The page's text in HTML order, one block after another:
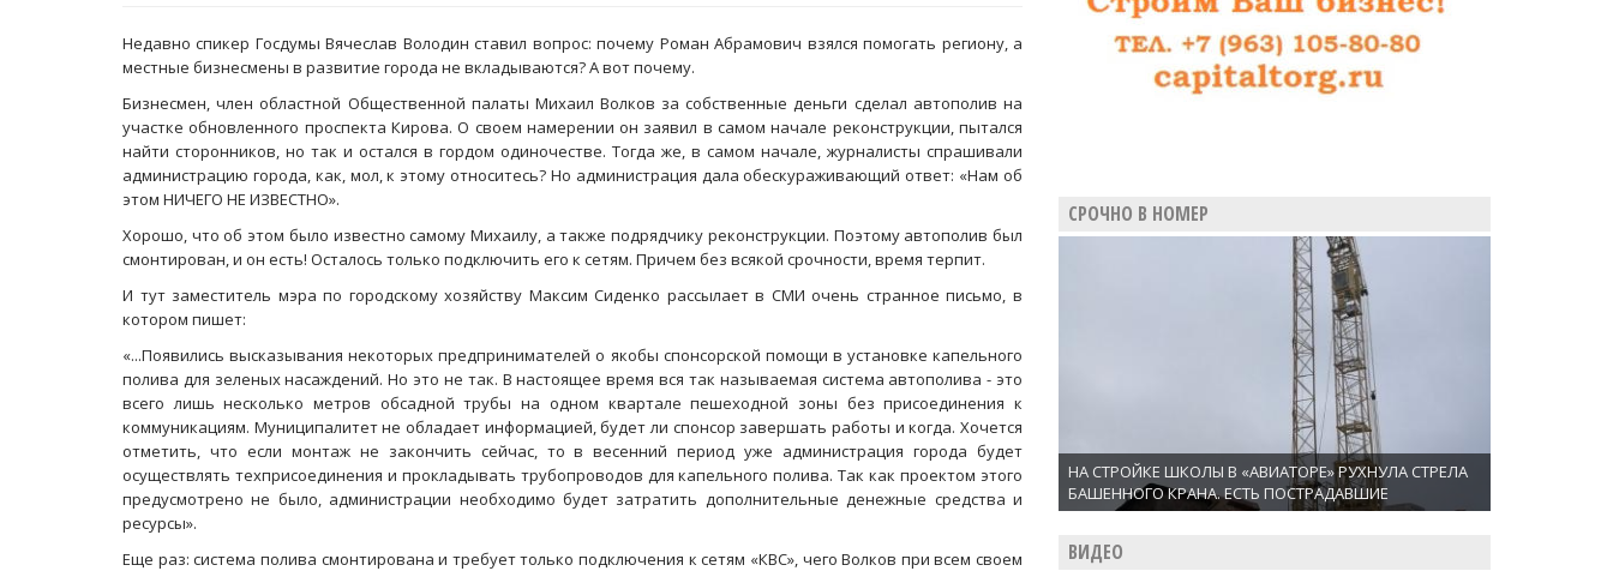
Недавно спикер Госдумы Вячеслав Володин ставил вопрос: почему Роман Абрамович взялся помогать региону, а
местные бизнесмены в развитие города не вкладываются? А вот почему.
Бизнесмен, член областной Общественной палаты Михаил Волков за собственные деньги сделал автополив на
участке обновленного проспекта Кирова. О своем намерении он заявил в самом начале реконструкции, пытался
найти сторонников, но так и остался в гордом одиночестве. Тогда же, в самом начале, журналисты спрашивали
администрацию города, как, мол, к этому относитесь? Но администрация дала обескураживающий ответ: «Нам об
этом НИЧЕГО НЕ ИЗВЕСТНО».
Хорошо, что об этом было известно самому Михаилу, а также подрядчику реконструкции. Поэтому автополив был
смонтирован, и он есть! Осталось только подключить его к сетям. Причем без всякой срочности, время терпит.
И тут заместитель мэра по городскому хозяйству Максим Сиденко рассылает в СМИ очень странное письмо, в
котором пишет:
«...Появились высказывания некоторых предпринимателей о якобы спонсорской помощи в установке капельного
полива для зеленых насаждений. Но это не так. В настоящее время вся так называемая система автополива - это
всего лишь несколько метров обсадной трубы на одном квартале пешеходной зоны без присоединения к
коммуникациям. Муниципалитет не обладает информацией, будет ли спонсор завершать работы и когда. Хочется
отметить, что если монтаж не закончить сейчас, то в весенний период уже администрация города будет
осуществлять техприсоединения и прокладывать трубопроводов для капельного полива. Так как проектом этого
предусмотрено не было, администрации необходимо будет затратить дополнительные денежные средства и
ресурсы».
Еще раз: система полива смонтирована и требует только подключения к сетям «КВС», чего Волков при всем своем
СРОЧНО В НОМЕР
НА СТРОЙКЕ ШКОЛЫ В «АВИАТОРЕ» РУХНУЛА СТРЕЛА
БАШЕННОГО КРАНА. ЕСТЬ ПОСТРАДАВШИЕ
ВИДЕО